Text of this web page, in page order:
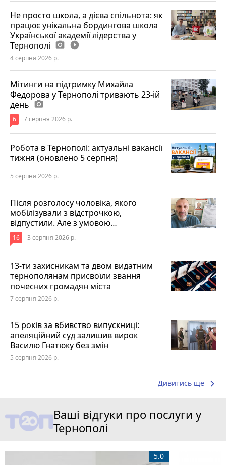
Не просто школа, а дієва спільнота: як
працює унікальна бордингова школа
Української академії лідерства у
Тернополі photo_camera play_circle_filled
4 серпня 2026 р.
Мітинги на підтримку Михайла
Федорова у Тернополі тривають 23-ій
день photo_camera
6 7 серпня 2026 р.
Робота в Тернополі: актуальні вакансії
тижня (оновлено 5 серпня)
5 серпня 2026 р.
Після розголосу чоловіка, якого
мобілізували з відстрочкою,
відпустили. Але з умовою…
16 3 серпня 2026 р.
13-ти захисникам та двом видатним
тернополянам присвоїли звання
почесних громадян міста
7 серпня 2026 р.
15 років за вбивство випускниці:
апеляційний суд залишив вирок
Василю Гнатюку без змін
5 серпня 2026 р.
Дивитись ще keyboard_arrow_right
Ваші відгуки про послуги у
Тернополі
5.0